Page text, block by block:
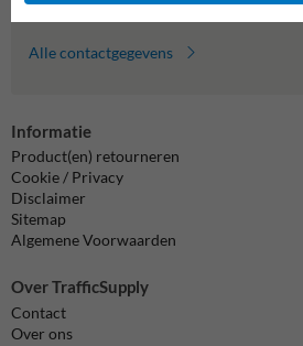
Alle contactgegevens
Informatie
Product(en) retourneren
Cookie / Privacy
Disclaimer
Sitemap
Algemene Voorwaarden
Over TrafficSupply
Contact
Over ons